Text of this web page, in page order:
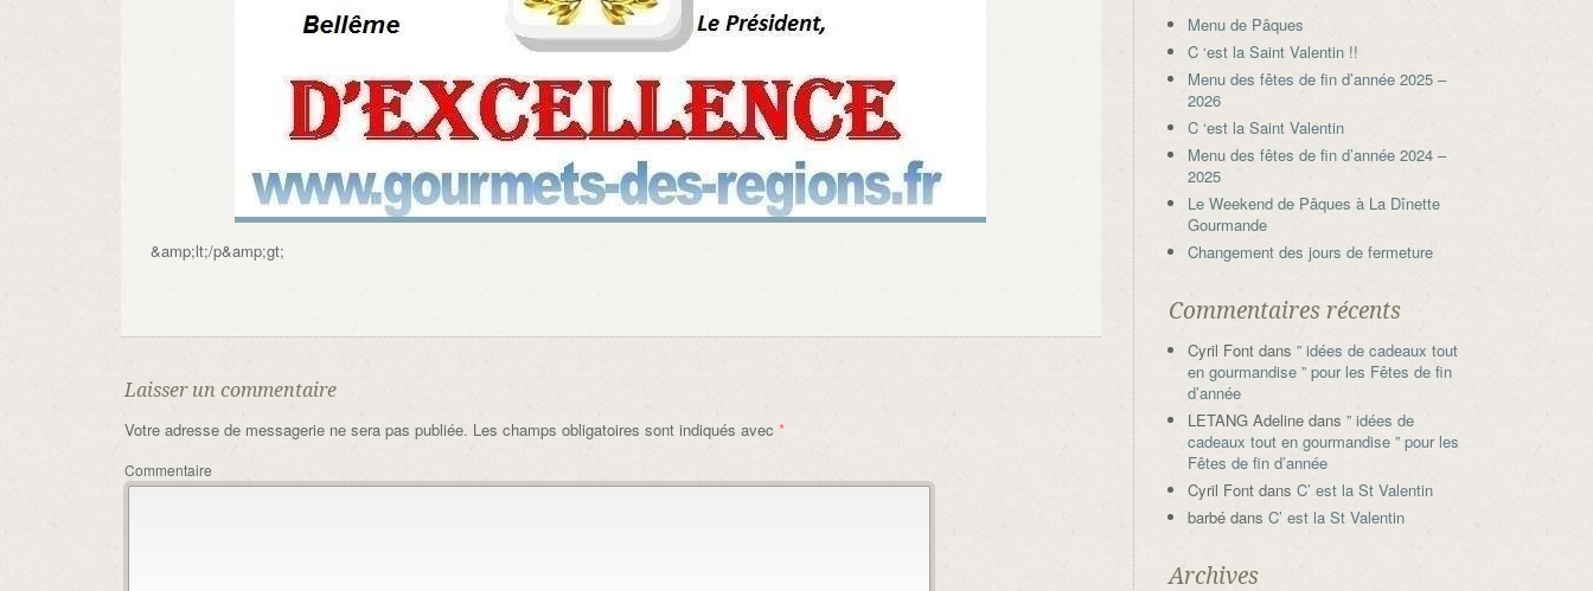
&amp;lt;/p&amp;gt;
Laisser un commentaire
Votre adresse de messagerie ne sera pas publiée. Les champs obligatoires sont indiqués avec *
Commentaire
Menu de Pâques
C ‘est la Saint Valentin !!
Menu des fêtes de fin d’année 2025 –
2026
C ‘est la Saint Valentin
Menu des fêtes de fin d’année 2024 –
2025
Le Weekend de Pâques à La Dînette
Gourmande
Changement des jours de fermeture
Commentaires récents
Cyril Fontdans ” idées de cadeaux tout
en gourmandise ” pour les Fêtes de fin
d’année
LETANG Adelinedans ” idées de
cadeaux tout en gourmandise ” pour les
Fêtes de fin d’année
Cyril Fontdans C’ est la St Valentin
barbédans C’ est la St Valentin
Archives